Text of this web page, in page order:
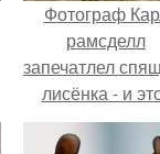
Фотограф
рамсделл
запечатлел
лисёнка - и
кадр
растопить